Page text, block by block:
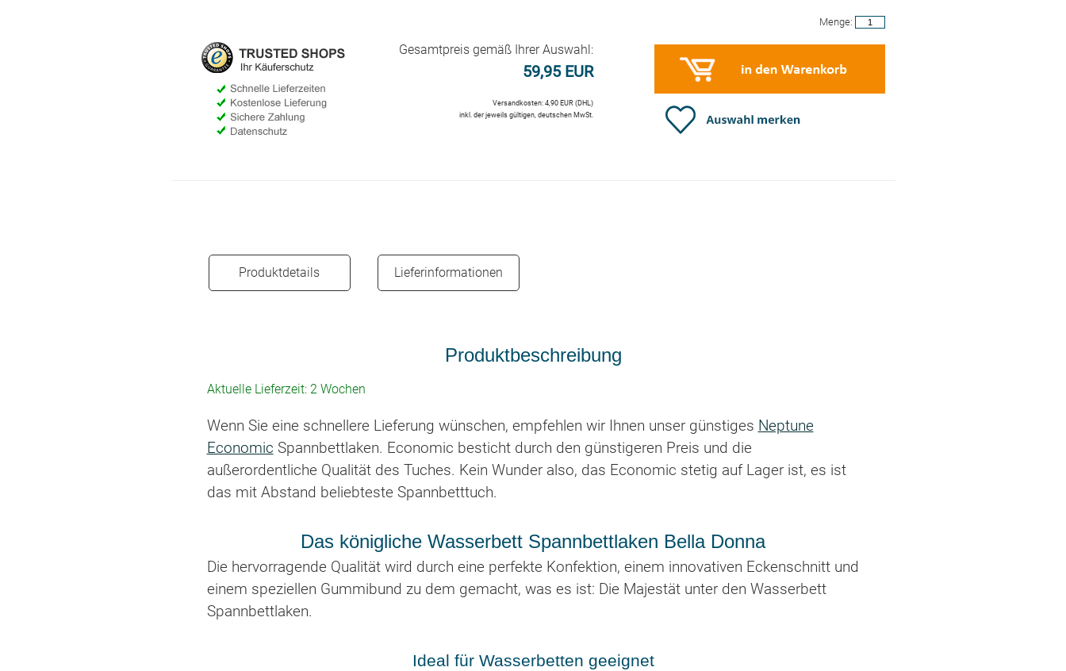
Gesamtpreis gemäß Ihrer Auswahl:
59,95 EUR
Versandkosten: 4,90 EUR (DHL)
inkl. der jeweils gültigen, deutschen MwSt.
Menge:
Produktdetails Lieferinformationen
Produktbeschreibung
Aktuelle Lieferzeit: 2 Wochen
Wenn Sie eine schnellere Lieferung wünschen, empfehlen wir Ihnen unser günstiges Neptune
Economic Spannbettlaken. Economic besticht durch den günstigeren Preis und die
außerordentliche Qualität des Tuches. Kein Wunder also, das Economic stetig auf Lager ist, es ist
das mit Abstand beliebteste Spannbetttuch.
Das königliche Wasserbett Spannbettlaken Bella Donna
Die hervorragende Qualität wird durch eine perfekte Konfektion, einem innovativen Eckenschnitt und
einem speziellen Gummibund zu dem gemacht, was es ist: Die Majestät unter den Wasserbett
Spannbettlaken.
Ideal für Wasserbetten geeignet